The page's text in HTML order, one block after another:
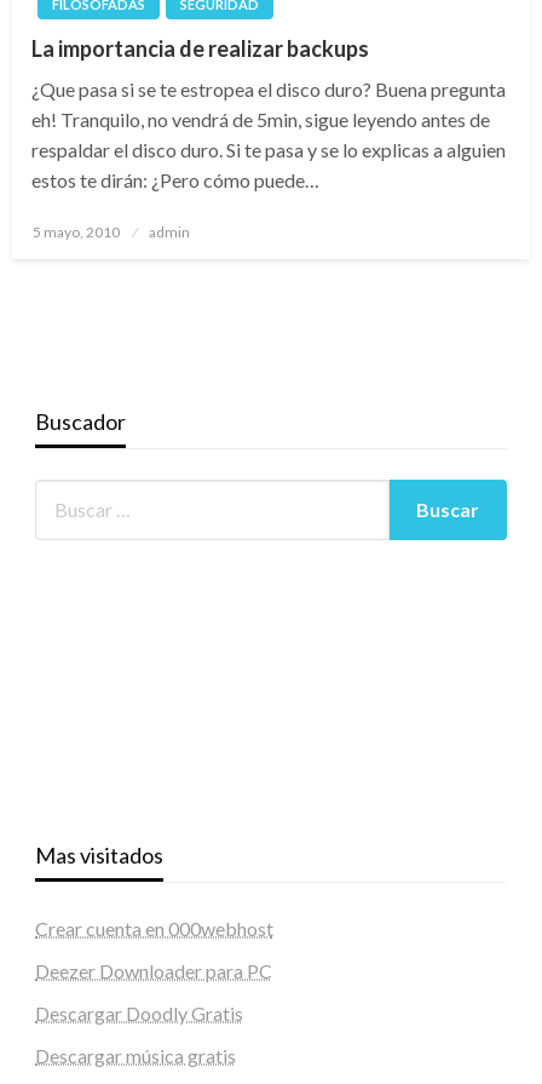
FILOSOFADAS SEGURIDAD
La importancia de realizar backups
¿Que pasa si se te estropea el disco duro? Buena pregunta
eh! Tranquilo, no vendrá de 5min, sigue leyendo antes de
respaldar el disco duro. Si te pasa y se lo explicas a alguien
estos te dirán: ¿Pero cómo puede…
Publicado
5 mayo, 2010 admin
Buscador
Mas visitados
Crear cuenta en 000webhost
Deezer Downloader para PC
Descargar Doodly Gratis
Descargar música gratis